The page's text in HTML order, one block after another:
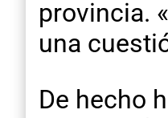
provincia.
una
De hecho